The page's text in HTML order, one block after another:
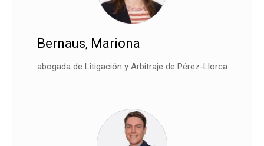
Bernaus, Mariona
abogada de Litigación y Arbitraje de Pérez-Llorca